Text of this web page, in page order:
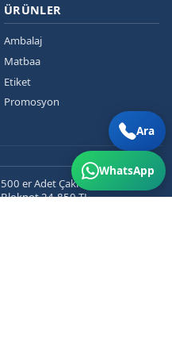
ÜRÜNLER
Ambalaj
Matbaa
Etiket
Promosyon
500 er Adet Çakmak+Kalem+A5
Bloknot 24.850 TL
Ara
WhatsApp